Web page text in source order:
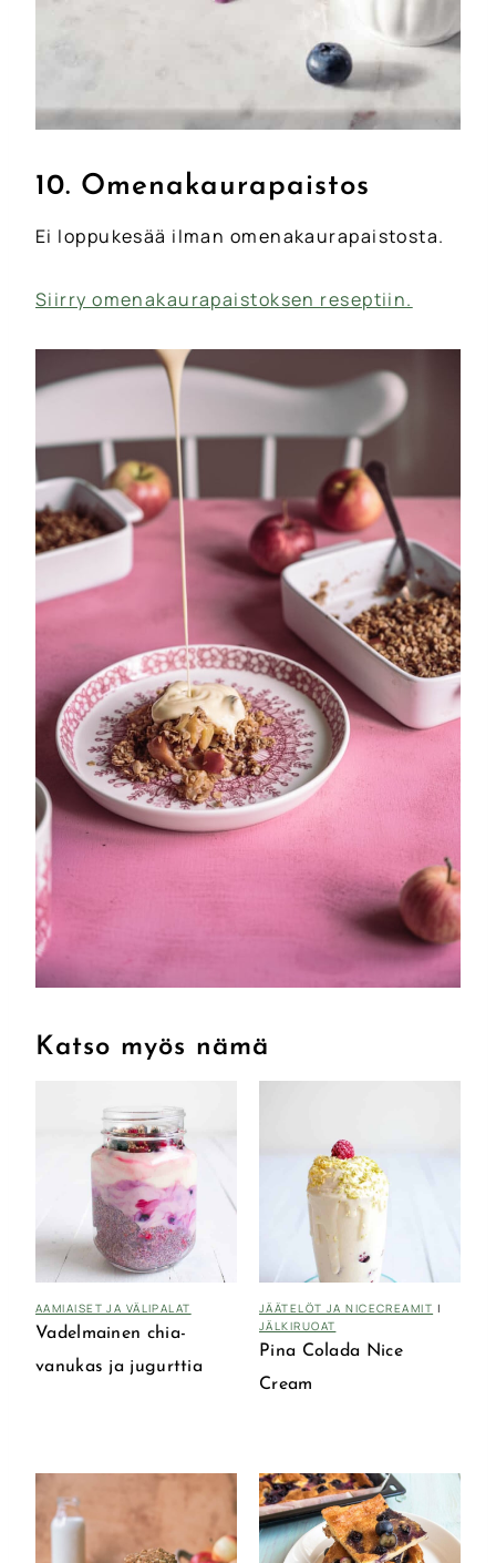
10. Omenakaurapaistos
Ei loppukesää ilman omenakaurapaistosta.
Siirry omenakaurapaistoksen reseptiin.
Katso myös nämä
AAMIAISET JA VÄLIPALAT
Vadelmainen chia-
vanukas ja jugurttia
JÄÄTELÖT JA NICECREAMIT |
JÄLKIRUOAT
Pina Colada Nice
Cream